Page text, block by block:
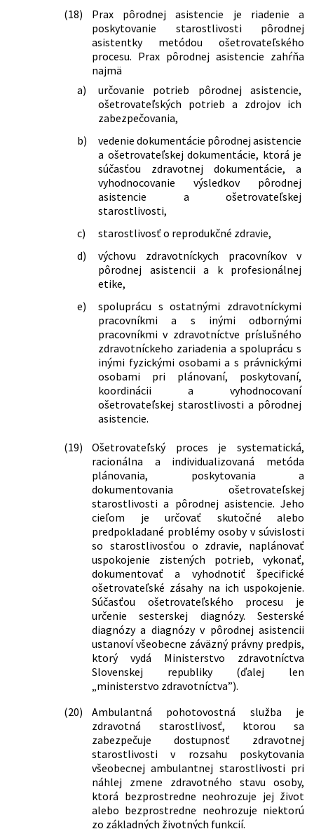
menia a dopĺňajú niektoré zákony
192/2018 Z. z.
Zákon, ktorým sa mení a dopĺňa zákon
č. 578/2004 Z. z. o poskytovateľoch
zdravotnej starostlivosti,
zdravotníckych pracovníkoch,
stavovských organizáciách v
zdravotníctve a o zmene a doplnení
niektorých zákonov v znení neskorších
predpisov a ktorým sa menia niektoré
zákony
287/2018 Z. z.
Zákon, ktorým sa mení a dopĺňa zákon
č. 139/1998 Z. z. o omamných látkach,
psychotropných látkach a prípravkoch
v znení neskorších predpisov a ktorým
sa dopĺňa zákon č. 576/2004 Z. z. o
zdravotnej starostlivosti, službách
súvisiacich s poskytovaním zdravotnej
starostlivosti a o zmene a doplnení
niektorých zákonov v znení neskorších
predpisov
374/2018 Z. z.
Zákon, ktorým sa mení a dopĺňa zákon
č. 153/2013 Z. z. o národnom
zdravotníckom informačnom systéme
a o zmene a doplnení niektorých
zákonov v znení neskorších predpisov a
ktorým sa menia a dopĺňajú niektoré
zákony
139/2019 Z. z.
Zákon, ktorým sa mení a dopĺňa zákon
č. 578/2004 Z. z. o poskytovateľoch
zdravotníckych pracovníkoch,
stavovských organizáciách v
zdravotníctve a o zmene a doplnení
niektorých zákonov v znení neskorších
predpisov a ktorým sa menia a
dopĺňajú niektoré zákony
231/2019 Z. z.
Zákon o výkone detencie a o zmene a
doplnení niektorých zákonov
383/2019 Z. z.
Zákon, ktorým sa mení a dopĺňa zákon
č. 362/2011 Z. z. o liekoch a
zdravotníckych pomôckach a o zmene
a doplnení niektorých zákonov v znení
neskorších predpisov a ktorým sa
menia a dopĺňajú niektoré zákony
398/2019 Z. z.
Zákon, ktorým sa mení a dopĺňa zákon
č. 131/2010 Z. z. o pohrebníctve a
ktorým sa menia a dopĺňajú niektoré
zákony
467/2019 Z. z.
Zákon, ktorým sa mení a dopĺňa zákon
č. 461/2003 Z. z. o sociálnom poistení v
znení neskorších predpisov a ktorým sa
menia a dopĺňajú niektoré zákony
69/2020 Z. z.
Zákon o mimoriadnych opatreniach v
súvislosti so šírením nebezpečnej
nákazlivej ľudskej choroby COVID-19 v
oblasti zdravotníctva a ktorým sa
menia a dopĺňajú niektoré zákony
(18)
Prax pôrodnej asistencie je riadenie a
poskytovanie starostlivosti pôrodnej
asistentky metódou ošetrovateľského
procesu. Prax pôrodnej asistencie zahŕňa
najmä
a)
určovanie potrieb pôrodnej asistencie,
ošetrovateľských potrieb a zdrojov ich
zabezpečovania,
b)
vedenie dokumentácie pôrodnej asistencie
a ošetrovateľskej dokumentácie, ktorá je
súčasťou zdravotnej dokumentácie, a
vyhodnocovanie výsledkov pôrodnej
asistencie a ošetrovateľskej
starostlivosti,
c)
starostlivosť o reprodukčné zdravie,
d)
výchovu zdravotníckych pracovníkov v
pôrodnej asistencii a k profesionálnej
etike,
e)
spoluprácu s ostatnými zdravotníckymi
pracovníkmi a s inými odbornými
pracovníkmi v zdravotníctve príslušného
zdravotníckeho zariadenia a spoluprácu s
inými fyzickými osobami a s právnickými
osobami pri plánovaní, poskytovaní,
koordinácii a vyhodnocovaní
ošetrovateľskej starostlivosti a pôrodnej
asistencie.
(19)
Ošetrovateľský proces je systematická,
racionálna a individualizovaná metóda
plánovania, poskytovania a
dokumentovania ošetrovateľskej
starostlivosti a pôrodnej asistencie. Jeho
cieľom je určovať skutočné alebo
predpokladané problémy osoby v súvislosti
so starostlivosťou o zdravie, naplánovať
uspokojenie zistených potrieb, vykonať,
dokumentovať a vyhodnotiť špecifické
ošetrovateľské zásahy na ich uspokojenie.
Súčasťou ošetrovateľského procesu je
určenie sesterskej diagnózy. Sesterské
diagnózy a diagnózy v pôrodnej asistencii
ustanoví všeobecne záväzný právny predpis,
ktorý vydá Ministerstvo zdravotníctva
Slovenskej republiky (ďalej len
„ministerstvo zdravotníctva”).
(20)
Ambulantná pohotovostná služba je
zdravotná starostlivosť, ktorou sa
zabezpečuje dostupnosť zdravotnej
starostlivosti v rozsahu poskytovania
všeobecnej ambulantnej starostlivosti pri
náhlej zmene zdravotného stavu osoby,
ktorá bezprostredne neohrozuje jej život
alebo bezprostredne neohrozuje niektorú
zo základných životných funkcií.